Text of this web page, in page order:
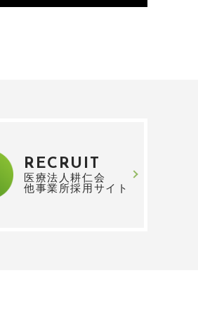
RECRUIT
医療法人耕仁会
他事業所採用サイト